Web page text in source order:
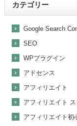
カテゴリー
Google Search
SEO
WPプラグイン
アドセンス
アフィリエイト
アフィリエイト
アフィリエイト初